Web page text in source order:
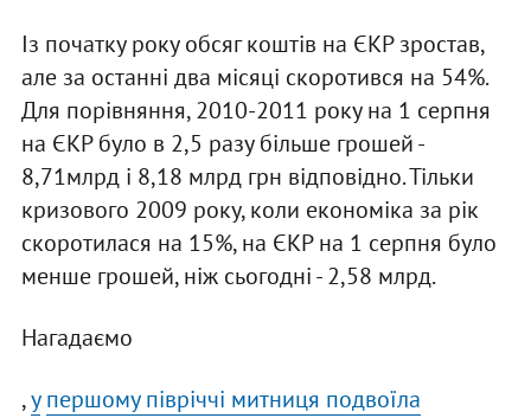
Із початку року обсяг коштів на ЄКР зростав,
але за останні два місяці скоротився на 54%.
Для порівняння, 2010-2011 року на 1 серпня
на ЄКР було в 2,5 разу більше грошей -
8,71млрд і 8,18 млрд грн відповідно. Тільки
кризового 2009 року, коли економіка за рік
скоротилася на 15%, на ЄКР на 1 серпня було
менше грошей, ніж сьогодні - 2,58 млрд.
Нагадаємо
,у першому півріччі митниця подвоїла